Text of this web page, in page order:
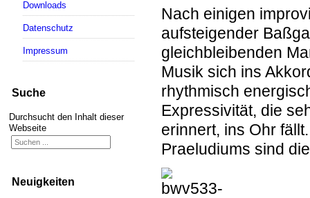
Downloads
Datenschutz
Impressum
Suche
Durchsucht den Inhalt dieser
Webseite
Neuigkeiten
Nach einigen
aufsteigender
gleichbleibenden
Musik sich ins
rhythmisch
Expressivität, die
erinnert, ins Ohr
Praeludiums sind